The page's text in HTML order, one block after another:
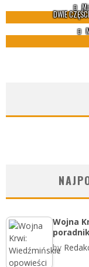
DWIE
Wojna
by